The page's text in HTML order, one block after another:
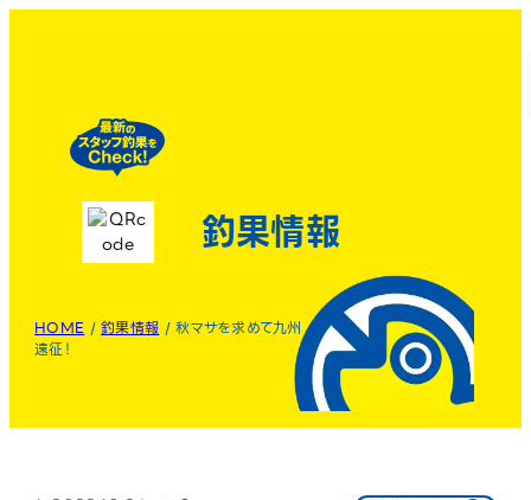
釣果情報
HOME /釣果情報 /秋マサを求めて九州
遠征！